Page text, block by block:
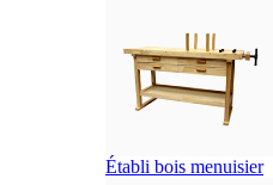
Établi bois menuisier